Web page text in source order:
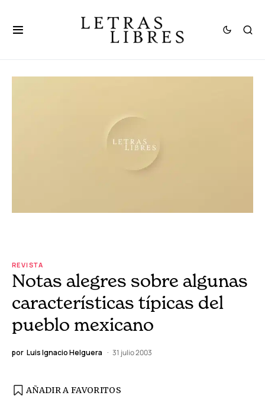
REVISTA
Notas alegres sobre algunas
características típicas del
pueblo mexicano
por Luis Ignacio Helguera 31 julio 2003
AÑADIR A FAVORITOS